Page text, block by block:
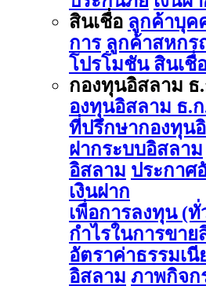
สินเชื่อ ลูกค้าบุค
การ ลูกค้าสหกร
โปรโมชัน สินเชื่
กองทุนอิสลาม ธ
องทุนอิสลาม ธ.
ที่ปรึกษากองทุน
ฝากระบบอิสลาม
อิสลาม ประกาศ
เงินฝาก
เพื่อการลงทุน (ทั่
กำไรในการขา
อัตราค่าธรรมเ
อิสลาม ภาพกิจก